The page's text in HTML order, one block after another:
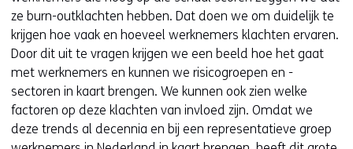
ze burn-outklachten hebben. Dat doen we om duidelijk te
krijgen hoe vaak en hoeveel werknemers klachten ervaren.
Door dit uit te vragen krijgen we een beeld hoe het gaat
met werknemers en kunnen we risicogroepen en -
sectoren in kaart brengen. We kunnen ook zien welke
factoren op deze klachten van invloed zijn. Omdat we
deze trends al decennia en bij een representatieve groep